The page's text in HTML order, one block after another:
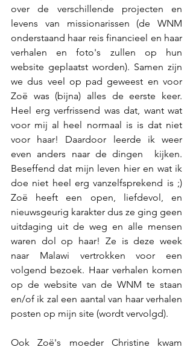
over de verschillende projecten en
levens van missionarissen (de WNM
onderstaand haar reis financieel en haar
verhalen en foto's zullen op hun
website geplaatst worden). Samen zijn
we dus veel op pad geweest en voor
Zoë was (bijna) alles de eerste keer.
Heel erg verfrissend was dat, want wat
voor mij al heel normaal is is dat niet
voor haar! Daardoor leerde ik weer
even anders naar de dingen  kijken.
Beseffend dat mijn leven hier en wat ik
doe niet heel erg vanzelfsprekend is ;)
Zoë heeft een open, liefdevol, en
nieuwsgeurig karakter dus ze ging geen
uitdaging uit de weg en alle mensen
waren dol op haar! Ze is deze week
naar Malawi vertrokken voor een
volgend bezoek. Haar verhalen komen
op de website van de WNM te staan
en/of ik zal een aantal van haar verhalen
posten op mijn site (wordt vervolgd).
Ook Zoë's moeder Christine kwam